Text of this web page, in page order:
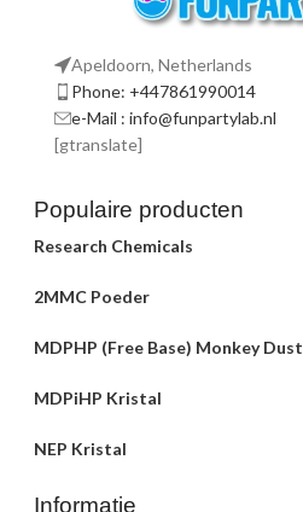
Apeldoorn, Netherlands
Phone: +447861990014
e-Mail : info@funpartylab.nl
[gtranslate]
Populaire producten
Research Chemicals
2MMC Poeder
MDPHP (Free Base) Monkey Dust
MDPiHP Kristal
NEP Kristal
Informatie